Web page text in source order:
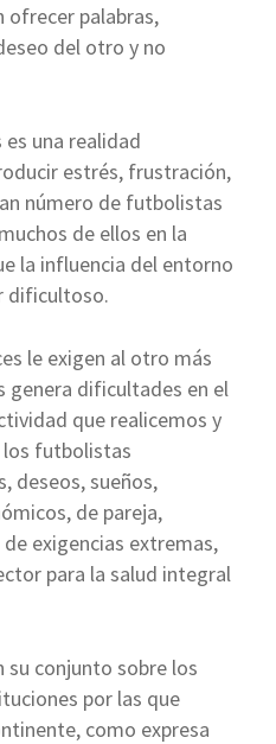
ofrecer palabras,
del otro y no
una realidad
estrés, frustración,
número de futbolistas
de ellos en la
la influencia del entorno
dificultoso.
le exigen al otro más
genera dificultades en el
que realicemos y
los futbolistas
deseos, sueños,
de pareja,
exigencias extremas,
para la salud integral
su conjunto sobre los
por las que
como expresa